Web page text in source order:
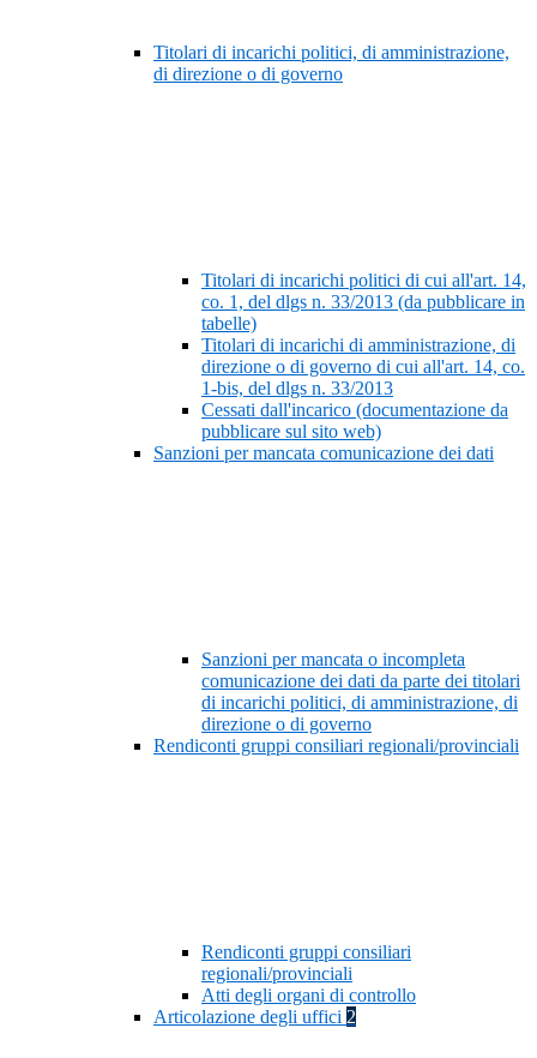
Titolari di incarichi politici, di amministrazione,
di direzione o di governo
Titolari di incarichi politici di cui all'art. 14,
co. 1, del dlgs n. 33/2013 (da pubblicare in
tabelle)
Titolari di incarichi di amministrazione, di
direzione o di governo di cui all'art. 14, co.
1-bis, del dlgs n. 33/2013
Cessati dall'incarico (documentazione da
pubblicare sul sito web)
Sanzioni per mancata comunicazione dei dati
Sanzioni per mancata o incompleta
comunicazione dei dati da parte dei titolari
di incarichi politici, di amministrazione, di
direzione o di governo
Rendiconti gruppi consiliari regionali/provinciali
Rendiconti gruppi consiliari
regionali/provinciali
Atti degli organi di controllo
Articolazione degli uffici 2